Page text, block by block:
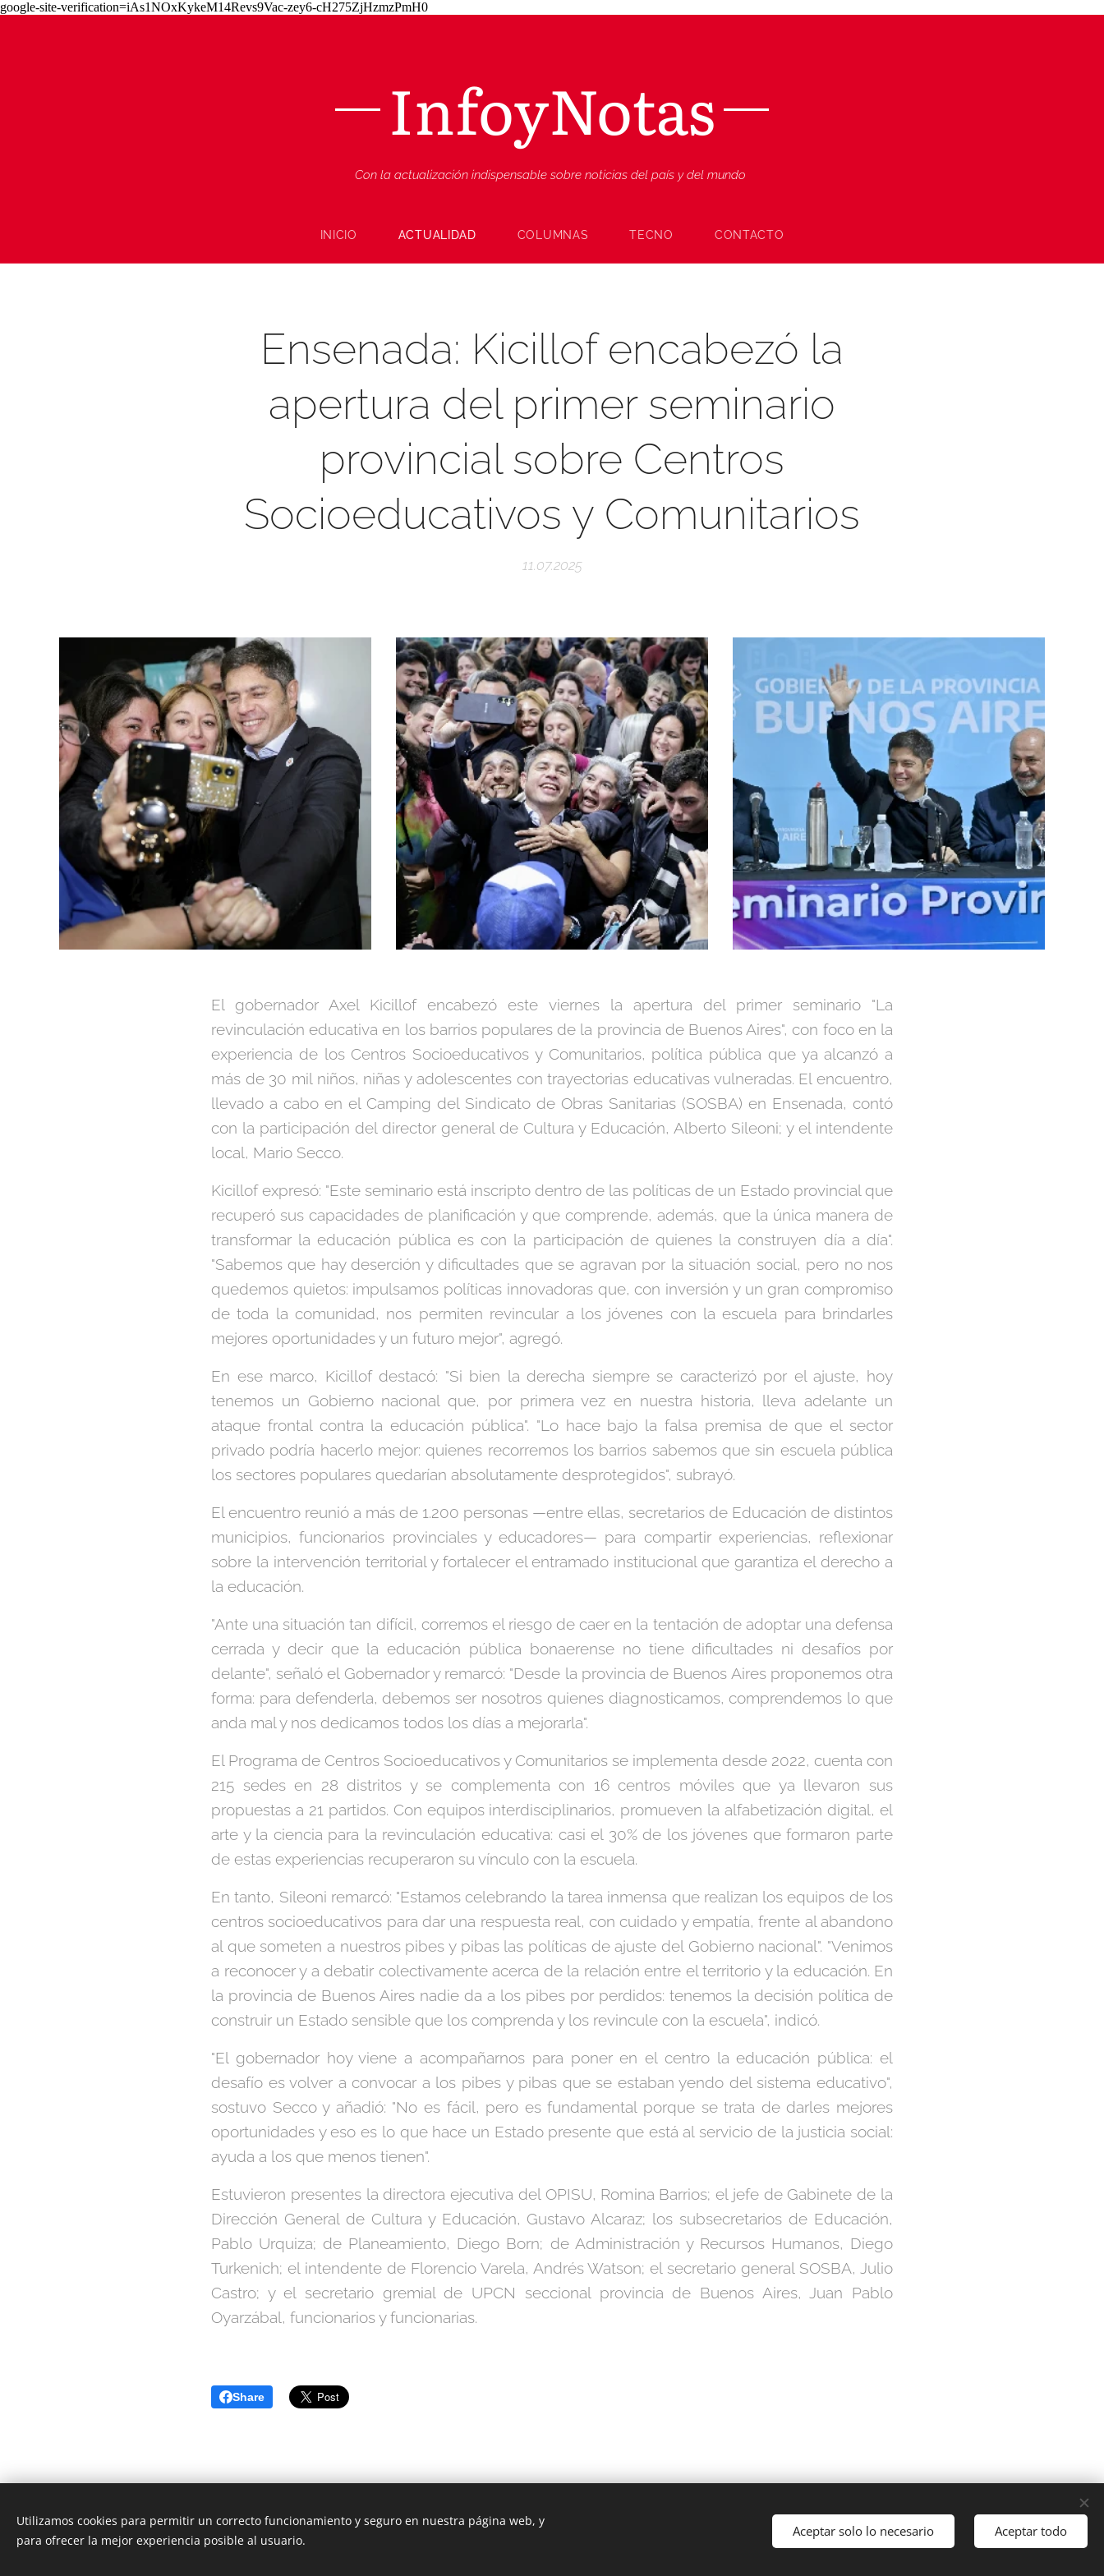
google-site-verification=iAs1NOxKykeM14Revs9Vac-zey6-cH275ZjHzmzPmH0
InfoyNotas
Con la actualización indispensable sobre noticias del país y del mundo
INICIO ACTUALIDAD COLUMNAS TECNO CONTACTO
Ensenada: Kicillof encabezó la
apertura del primer seminario
provincial sobre Centros
Socioeducativos y Comunitarios
11.07.2025
El gobernador Axel Kicillof encabezó este viernes la apertura del primer seminario "La
revinculación educativa en los barrios populares de la provincia de Buenos Aires", con foco en la
experiencia de los Centros Socioeducativos y Comunitarios, política pública que ya alcanzó a
más de 30 mil niños, niñas y adolescentes con trayectorias educativas vulneradas. El encuentro,
llevado a cabo en el Camping del Sindicato de Obras Sanitarias (SOSBA) en Ensenada, contó
con la participación del director general de Cultura y Educación, Alberto Sileoni; y el intendente
local, Mario Secco.
Kicillof expresó: "Este seminario está inscripto dentro de las políticas de un Estado provincial que
recuperó sus capacidades de planificación y que comprende, además, que la única manera de
transformar la educación pública es con la participación de quienes la construyen día a día".
"Sabemos que hay deserción y dificultades que se agravan por la situación social, pero no nos
quedemos quietos: impulsamos políticas innovadoras que, con inversión y un gran compromiso
de toda la comunidad, nos permiten revincular a los jóvenes con la escuela para brindarles
mejores oportunidades y un futuro mejor", agregó.
En ese marco, Kicillof destacó: "Si bien la derecha siempre se caracterizó por el ajuste, hoy
tenemos un Gobierno nacional que, por primera vez en nuestra historia, lleva adelante un
ataque frontal contra la educación pública". "Lo hace bajo la falsa premisa de que el sector
privado podría hacerlo mejor: quienes recorremos los barrios sabemos que sin escuela pública
los sectores populares quedarían absolutamente desprotegidos", subrayó.
El encuentro reunió a más de 1.200 personas —entre ellas, secretarios de Educación de distintos
municipios, funcionarios provinciales y educadores— para compartir experiencias, reflexionar
sobre la intervención territorial y fortalecer el entramado institucional que garantiza el derecho a
la educación.
"Ante una situación tan difícil, corremos el riesgo de caer en la tentación de adoptar una defensa
cerrada y decir que la educación pública bonaerense no tiene dificultades ni desafíos por
delante", señaló el Gobernador y remarcó: "Desde la provincia de Buenos Aires proponemos otra
forma: para defenderla, debemos ser nosotros quienes diagnosticamos, comprendemos lo que
anda mal y nos dedicamos todos los días a mejorarla".
El Programa de Centros Socioeducativos y Comunitarios se implementa desde 2022, cuenta con
215 sedes en 28 distritos y se complementa con 16 centros móviles que ya llevaron sus
propuestas a 21 partidos. Con equipos interdisciplinarios, promueven la alfabetización digital, el
arte y la ciencia para la revinculación educativa: casi el 30% de los jóvenes que formaron parte
de estas experiencias recuperaron su vínculo con la escuela.
En tanto, Sileoni remarcó: "Estamos celebrando la tarea inmensa que realizan los equipos de los
centros socioeducativos para dar una respuesta real, con cuidado y empatía, frente al abandono
al que someten a nuestros pibes y pibas las políticas de ajuste del Gobierno nacional". "Venimos
a reconocer y a debatir colectivamente acerca de la relación entre el territorio y la educación. En
la provincia de Buenos Aires nadie da a los pibes por perdidos: tenemos la decisión política de
construir un Estado sensible que los comprenda y los revincule con la escuela", indicó.
"El gobernador hoy viene a acompañarnos para poner en el centro la educación pública: el
desafío es volver a convocar a los pibes y pibas que se estaban yendo del sistema educativo",
sostuvo Secco y añadió: "No es fácil, pero es fundamental porque se trata de darles mejores
oportunidades y eso es lo que hace un Estado presente que está al servicio de la justicia social:
ayuda a los que menos tienen".
Estuvieron presentes la directora ejecutiva del OPISU, Romina Barrios; el jefe de Gabinete de la
Dirección General de Cultura y Educación, Gustavo Alcaraz; los subsecretarios de Educación,
Pablo Urquiza; de Planeamiento, Diego Born; de Administración y Recursos Humanos, Diego
Turkenich; el intendente de Florencio Varela, Andrés Watson; el secretario general SOSBA, Julio
Castro; y el secretario gremial de UPCN seccional provincia de Buenos Aires, Juan Pablo
Oyarzábal, funcionarios y funcionarias.
Share
Utilizamos cookies para permitir un correcto funcionamiento y seguro en nuestra página web, y
para ofrecer la mejor experiencia posible al usuario.
Aceptar solo lo necesario Aceptar todo